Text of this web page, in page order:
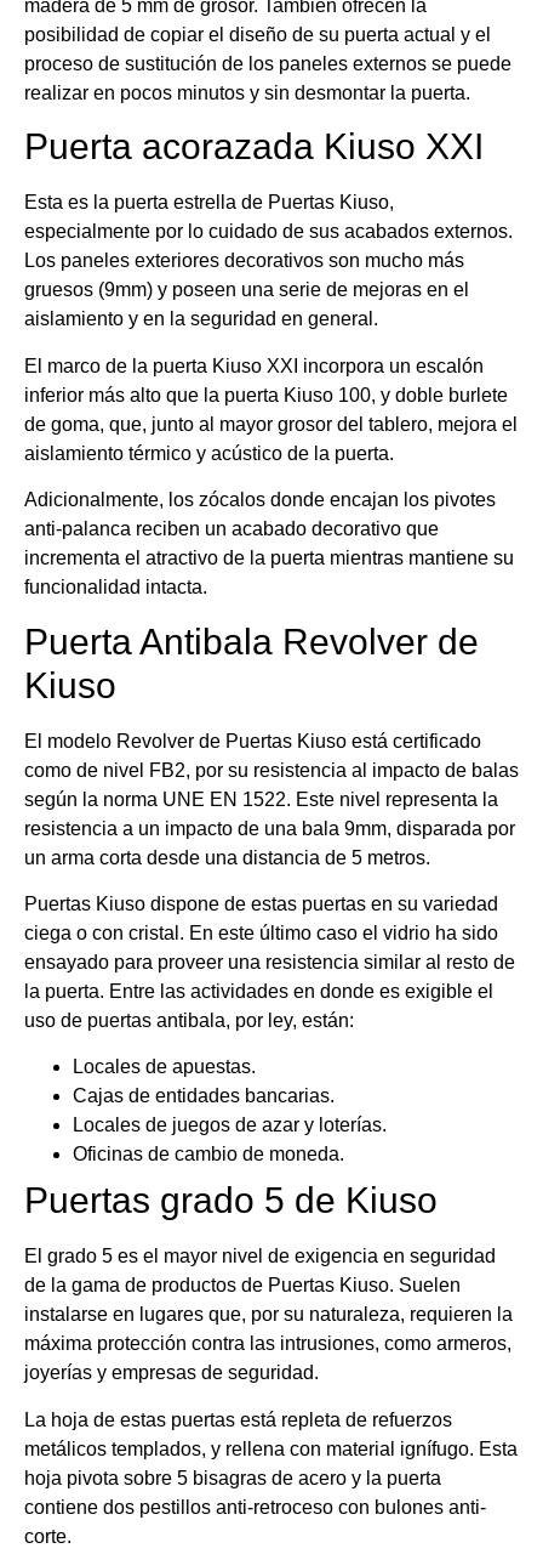
madera de 5 mm de grosor. También ofrecen la
posibilidad de copiar el diseño de su puerta actual y el
proceso de sustitución de los paneles externos se puede
realizar en pocos minutos y sin desmontar la puerta.
Puerta acorazada Kiuso XXI
Esta es la puerta estrella de Puertas Kiuso,
especialmente por lo cuidado de sus acabados externos.
Los paneles exteriores decorativos son mucho más
gruesos (9mm) y poseen una serie de mejoras en el
aislamiento y en la seguridad en general.
El marco de la puerta Kiuso XXI incorpora un escalón
inferior más alto que la puerta Kiuso 100, y doble burlete
de goma, que, junto al mayor grosor del tablero, mejora el
aislamiento térmico y acústico de la puerta.
Adicionalmente, los zócalos donde encajan los pivotes
anti-palanca reciben un acabado decorativo que
incrementa el atractivo de la puerta mientras mantiene su
funcionalidad intacta.
Puerta Antibala Revolver de
Kiuso
El modelo Revolver de Puertas Kiuso está certificado
como de nivel FB2, por su resistencia al impacto de balas
según la norma UNE EN 1522. Este nivel representa la
resistencia a un impacto de una bala 9mm, disparada por
un arma corta desde una distancia de 5 metros.
Puertas Kiuso dispone de estas puertas en su variedad
ciega o con cristal. En este último caso el vidrio ha sido
ensayado para proveer una resistencia similar al resto de
la puerta. Entre las actividades en donde es exigible el
uso de puertas antibala, por ley, están:
Locales de apuestas.
Cajas de entidades bancarias.
Locales de juegos de azar y loterías.
Oficinas de cambio de moneda.
Puertas grado 5 de Kiuso
El grado 5 es el mayor nivel de exigencia en seguridad
de la gama de productos de Puertas Kiuso. Suelen
instalarse en lugares que, por su naturaleza, requieren la
máxima protección contra las intrusiones, como armeros,
joyerías y empresas de seguridad.
La hoja de estas puertas está repleta de refuerzos
metálicos templados, y rellena con material ignífugo. Esta
hoja pivota sobre 5 bisagras de acero y la puerta
contiene dos pestillos anti-retroceso con bulones anti-
corte.